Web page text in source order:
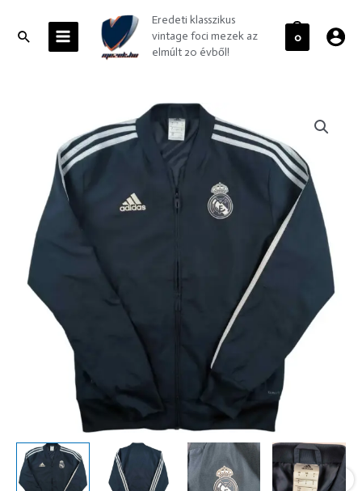
contentSearchMENU
Eredeti klasszikus
vintage foci mezek az
elmúlt 20 évből!
0
mennyiség